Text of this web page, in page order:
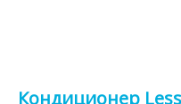
Кондиционер